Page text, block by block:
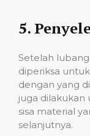
5.
Setelah lubang
diperiksa
dengan yang
juga dilakukan
sisa material
selanjutnya.